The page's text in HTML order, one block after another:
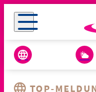
TOP-